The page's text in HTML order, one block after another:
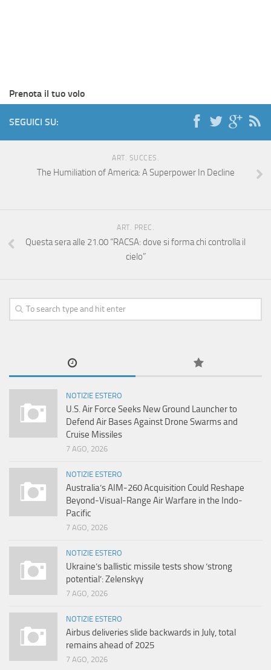
Prenota il tuo volo
SEGUICI SU:
ART. SUCCES.
The Humiliation of America: A Superpower In Decline
ART. PREC.
Questa sera alle 21.00 “RACSA: dove si forma chi controlla il
cielo”
NOTIZIE ESTERO
U.S. Air Force Seeks New Ground Launcher to
Defend Air Bases Against Drone Swarms and
Cruise Missiles
7 AGO, 2026
NOTIZIE ESTERO
Australia’s AIM-260 Acquisition Could Reshape
Beyond-Visual-Range Air Warfare in the Indo-
Pacific
7 AGO, 2026
NOTIZIE ESTERO
Ukraine’s ballistic missile tests show ‘strong
potential’: Zelenskyy
7 AGO, 2026
NOTIZIE ESTERO
Airbus deliveries slide backwards in July, total
remains ahead of 2025
7 AGO, 2026